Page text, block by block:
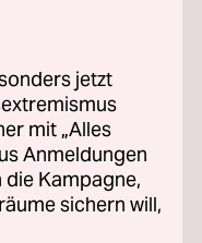
jetzt
mit „Alles
Anmeldungen
die Kampagne,
sichern will,